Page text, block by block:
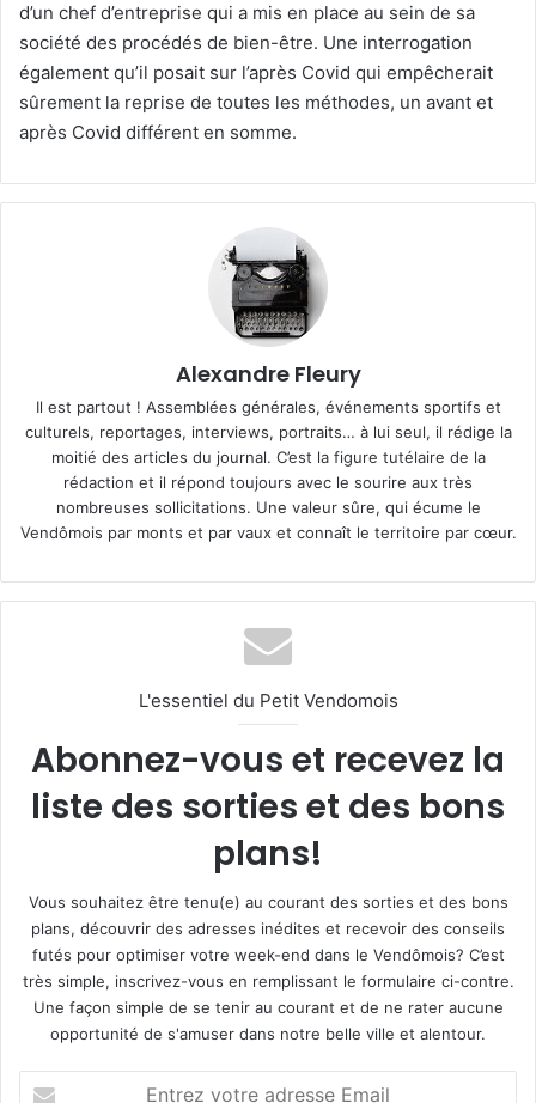
d’un chef d’entreprise qui a mis en place au sein de sa
société des procédés de bien-être. Une interrogation
également qu’il posait sur l’après Covid qui empêcherait
sûrement la reprise de toutes les méthodes, un avant et
après Covid différent en somme.
Alexandre Fleury
Il est partout ! Assemblées générales, événements sportifs et
culturels, reportages, interviews, portraits… à lui seul, il rédige la
moitié des articles du journal. C’est la figure tutélaire de la
rédaction et il répond toujours avec le sourire aux très
nombreuses sollicitations. Une valeur sûre, qui écume le
Vendômois par monts et par vaux et connaît le territoire par cœur.
L'essentiel du Petit Vendomois
Abonnez-vous et recevez la
liste des sorties et des bons
plans!
Vous souhaitez être tenu(e) au courant des sorties et des bons
plans, découvrir des adresses inédites et recevoir des conseils
futés pour optimiser votre week-end dans le Vendômois? C’est
très simple, inscrivez-vous en remplissant le formulaire ci-contre.
Une façon simple de se tenir au courant et de ne rater aucune
opportunité de s'amuser dans notre belle ville et alentour.